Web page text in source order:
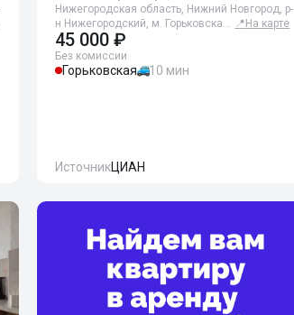
Нижегородская область, Нижний Новгород, р-
н Нижегородский, м. Горьковска… 📍 На карте
45 000 ₽
Без комиссии
Горьковская 10 мин
ИсточникЦИАН